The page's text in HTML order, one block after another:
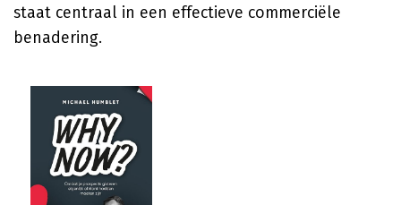
staat centraal in een effectieve commerciële
benadering.